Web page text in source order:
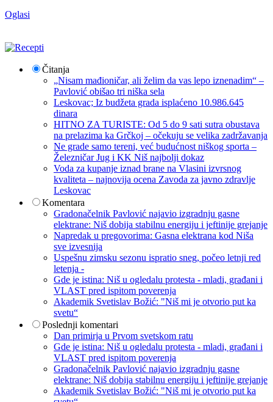
Oglasi
Čitanja
„Nisam mađioničar, ali želim da vas lepo iznenadim“ –
Pavlović obišao tri niška sela
Leskovac; Iz budžeta grada isplaćeno 10.986.645
dinara
HITNO ZA TURISTE: Od 5 do 9 sati sutra obustava
na prelazima ka Grčkoj – očekuju se velika zadržavanja
Ne grade samo tereni, već budućnost niškog sporta –
Železničar Jug i KK Niš najbolji dokaz
Voda za kupanje iznad brane na Vlasini izvrsnog
kvaliteta – najnovija ocena Zavoda za javno zdravlje
Leskovac
Komentara
Gradonačelnik Pavlović najavio izgradnju gasne
elektrane: Niš dobija stabilnu energiju i jeftinije grejanje
Napredak u pregovorima: Gasna elektrana kod Niša
sve izvesnija
Uspešnu zimsku sezonu ispratio sneg, počeo letnji red
letenja -
Gde je istina: Niš u ogledalu protesta - mladi, građani i
VLAST pred ispitom poverenja
Akademik Svetislav Božić: "Niš mi je otvorio put ka
svetu“
Poslednji komentari
Dan primirja u Prvom svetskom ratu
Gde je istina: Niš u ogledalu protesta - mladi, građani i
VLAST pred ispitom poverenja
Gradonačelnik Pavlović najavio izgradnju gasne
elektrane: Niš dobija stabilnu energiju i jeftinije grejanje
Akademik Svetislav Božić: "Niš mi je otvorio put ka